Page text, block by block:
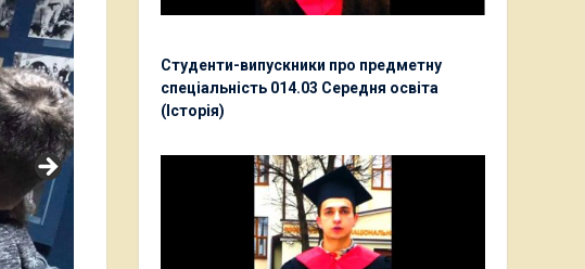
Студенти-випускники про предметну
спеціальність 014.03 Середня освіта
(Історія)